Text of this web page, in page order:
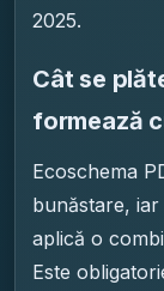
2025.
Cât se
formează
Ecoschema
bunăstare,
aplică o
Este